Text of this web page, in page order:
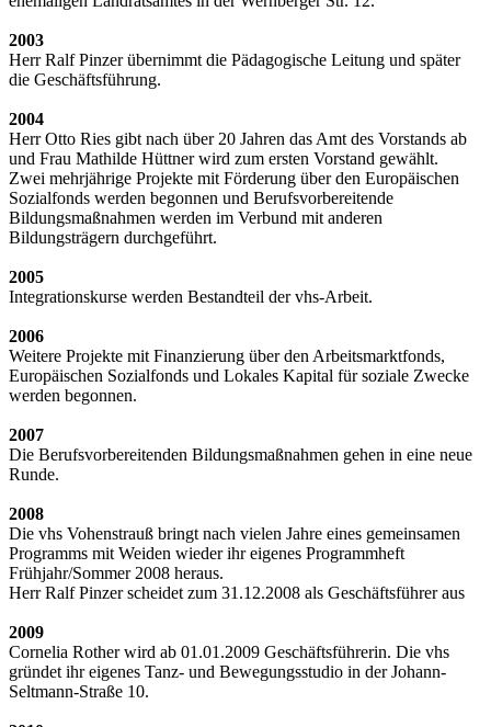
2003
Herr Ralf Pinzer übernimmt die Pädagogische Leitung und später
die Geschäftsführung.
2004
Herr Otto Ries gibt nach über 20 Jahren das Amt des Vorstands ab
und Frau Mathilde Hüttner wird zum ersten Vorstand gewählt.
Zwei mehrjährige Projekte mit Förderung über den Europäischen
Sozialfonds werden begonnen und Berufsvorbereitende
Bildungsmaßnahmen werden im Verbund mit anderen
Bildungsträgern durchgeführt.
2005
Integrationskurse werden Bestandteil der vhs-Arbeit.
2006
Weitere Projekte mit Finanzierung über den Arbeitsmarktfonds,
Europäischen Sozialfonds und Lokales Kapital für soziale Zwecke
werden begonnen.
2007
Die Berufsvorbereitenden Bildungsmaßnahmen gehen in eine neue
Runde.
2008
Die vhs Vohenstrauß bringt nach vielen Jahre eines gemeinsamen
Programms mit Weiden wieder ihr eigenes Programmheft
Frühjahr/Sommer 2008 heraus.
Herr Ralf Pinzer scheidet zum 31.12.2008 als Geschäftsführer aus
2009
Cornelia Rother wird ab 01.01.2009 Geschäftsführerin. Die vhs
gründet ihr eigenes Tanz- und Bewegungsstudio in der Johann-
Seltmann-Straße 10.